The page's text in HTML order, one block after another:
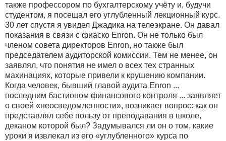
также профессором по бухгалтерскому учёту и, будучи
студентом, я посещал его углубленный лекционный курс.
30 лет спустя я увидел Джадика на телеэкране. Он давал
показания в связи с фиаско Еnron. Он не только был
членом совета директоров Еnron, но также был
председателем аудиторской комиссии. Тем не менее, он
заявлял, что понятия не имел о всех тех странных
махинациях, которые привели к крушению компании.
Когда человек, бывший главой аудита Еnron ...
последним бастионом финансового контроля ... заявляет
о своей «неосведомленности», возникает вопрос: как он
представлял себе пользу от преподавания в школе,
деканом которой был? Задумывался ли он о том, какие
уроки я извлекал из его «углубленного» курса по